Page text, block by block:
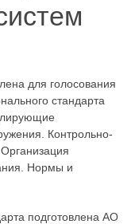
для голосования
стандарта
Контрольно-
Нормы и
подготовлена АО